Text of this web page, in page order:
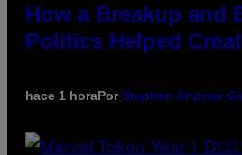
How a Breakup and
Politics Helped
hace 1 horaPorStephen Andrew